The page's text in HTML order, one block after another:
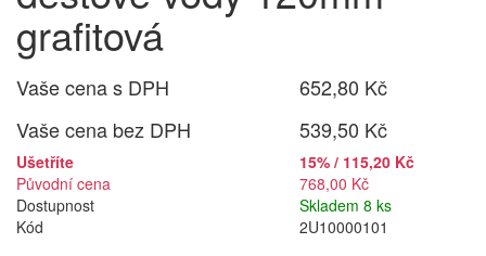
grafitová
Vaše cena s DPH
652,80 Kč
Vaše cena bez DPH
539,50 Kč
Ušetříte
15% / 115,20 Kč
Původní cena
768,00 Kč
Dostupnost
Skladem 8 ks
Kód
2U10000101